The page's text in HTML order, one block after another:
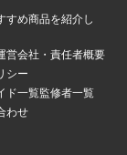
すめ商品を紹介し
営会社・責任者概要
シー
ド一覧監修者一覧
わせ